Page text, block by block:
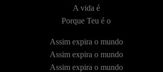
A vida é
Porque Teu é o
Assim expira o mundo
Assim expira o mundo
Assim expira o mundo